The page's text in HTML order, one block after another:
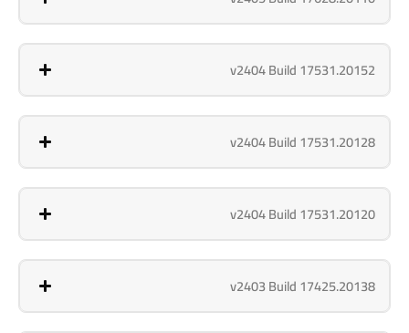
v2404 Build 17531.20152
v2404 Build 17531.20128
v2404 Build 17531.20120
v2403 Build 17425.20138